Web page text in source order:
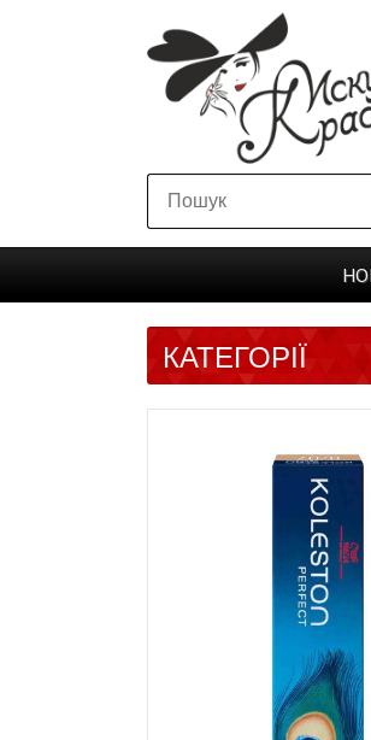
КАТЕГОРІЇ